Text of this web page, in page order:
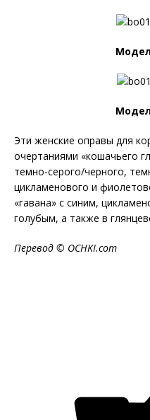
Эти женские оправы для
очертаниями «кошачьего
темно-серого/черного,
цикламенового и
«гавана» с синим,
голубым, а также в
Перевод © OCHKI.com